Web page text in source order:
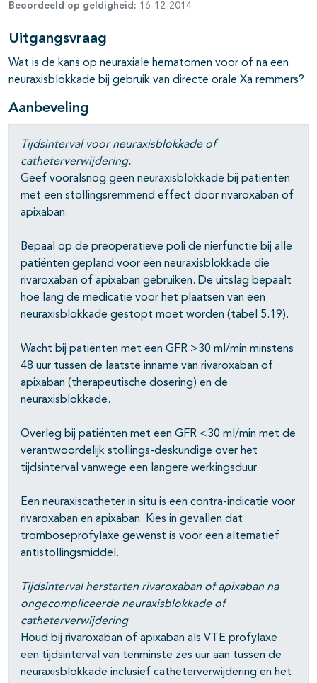
Beoordeeld op geldigheid: 16-12-2014
Uitgangsvraag
Wat is de kans op neuraxiale hematomen voor of na een
neuraxisblokkade bij gebruik van directe orale Xa remmers?
Aanbeveling
Tijdsinterval voor neuraxisblokkade of
catheterverwijdering.
Geef vooralsnog geen neuraxisblokkade bij patiënten
met een stollingsremmend effect door rivaroxaban of
apixaban.
Bepaal op de preoperatieve poli de nierfunctie bij alle
patiënten gepland voor een neuraxisblokkade die
rivaroxaban of apixaban gebruiken. De uitslag bepaalt
hoe lang de medicatie voor het plaatsen van een
neuraxisblokkade gestopt moet worden (tabel 5.19).
Wacht bij patiënten met een GFR >30 ml/min minstens
48 uur tussen de laatste inname van rivaroxaban of
apixaban (therapeutische dosering) en de
neuraxisblokkade.
Overleg bij patiënten met een GFR <30 ml/min met de
verantwoordelijk stollings-deskundige over het
tijdsinterval vanwege een langere werkingsduur.
Een neuraxiscatheter in situ is een contra-indicatie voor
rivaroxaban en apixaban. Kies in gevallen dat
tromboseprofylaxe gewenst is voor een alternatief
antistollingsmiddel.
Tijdsinterval herstarten rivaroxaban of apixaban na
ongecompliceerde neuraxisblokkade of
catheterverwijdering
Houd bij rivaroxaban of apixaban als VTE profylaxe
een tijdsinterval van tenminste zes uur aan tussen de
neuraxisblokkade inclusief catheterverwijdering en het